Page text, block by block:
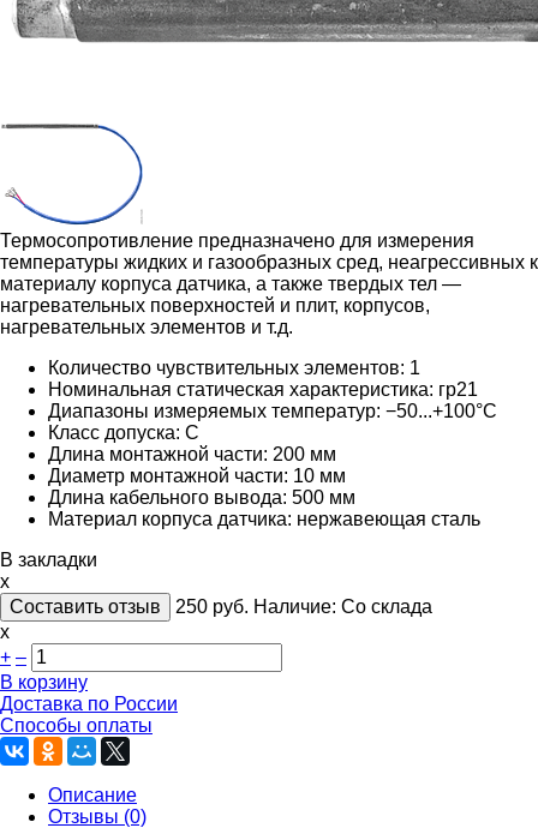
Термосопротивление предназначено для измерения
температуры жидких и газообразных сред, неагрессивных к
материалу корпуса датчика, а также твердых тел —
нагревательных поверхностей и плит, корпусов,
нагревательных элементов и т.д.
Количество чувствительных элементов: 1
Номинальная статическая характеристика: гр21
Диапазоны измеряемых температур: −50...+100°С
Класс допуска: C
Длина монтажной части: 200 мм
Диаметр монтажной части: 10 мм
Длина кабельного вывода: 500 мм
Материал корпуса датчика: нержавеющая сталь
В закладки
x
Составить отзыв
250 руб. Наличие: Со склада
х
+ –
В корзину
Доставка по России
Способы оплаты
Описание
Отзывы (0)